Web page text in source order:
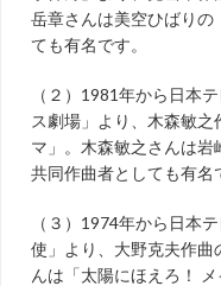
岳章さんは美空ひばりの
ても有名です。
（２）1981年から日本
ス劇場」より、木森敏
マ」。木森敏之さんは
共同作曲者としても有名
（３）1974年から日本
使」より、大野克夫作曲
んは「太陽にほえろ！